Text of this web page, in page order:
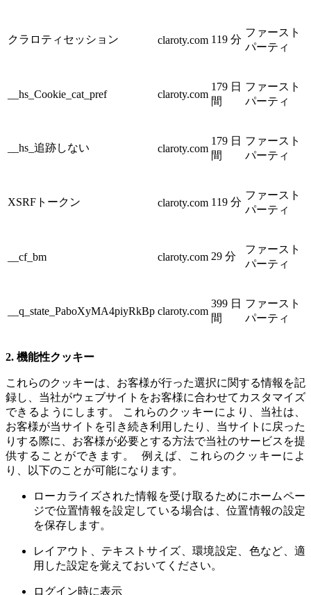
クラロティセッション claroty.com 119 分
ファースト
パーティ
__hs_Cookie_cat_pref claroty.com
179 日
間
ファースト
パーティ
__hs_追跡しない claroty.com
179 日
間
ファースト
パーティ
XSRFトークン claroty.com 119 分
ファースト
パーティ
__cf_bm claroty.com 29 分
ファースト
パーティ
__q_state_PaboXyMA4piyRkBp claroty.com
399 日
間
ファースト
パーティ
2. 機能性クッキー
これらのクッキーは、お客様が行った選択に関する情報を記
録し、当社がウェブサイトをお客様に合わせてカスタマイズ
できるようにします。 これらのクッキーにより、当社は、
お客様が当サイトを引き続き利用したり、当サイトに戻った
りする際に、お客様が必要とする方法で当社のサービスを提
供することができます。 例えば、これらのクッキーによ
り、以下のことが可能になります。
ローカライズされた情報を受け取るためにホームペー
ジで位置情報を設定している場合は、位置情報の設定
を保存します。
レイアウト、テキストサイズ、環境設定、色など、適
用した設定を覚えておいてください。
ログイン時に表示